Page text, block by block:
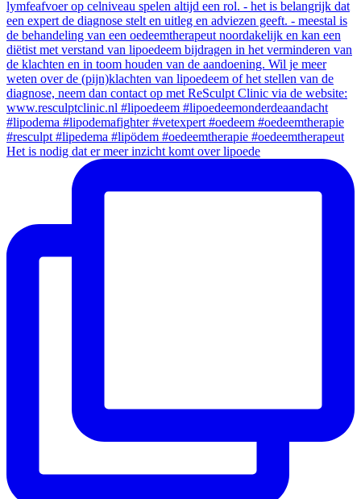
Het is nodig dat er meer inzicht komt over lipoede